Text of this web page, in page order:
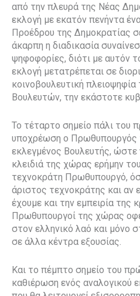
από την πλευρά της Νέας
εκλογή με εκατόν πενήντα
Προέδρου της Δημοκρατίας
άκαρπη η διαδικασία
ψηφοφορίες, διότι με αυτόν
εκλογή μετατρέπεται σε
κοινοβουλευτική
Βουλευτών, την εκάστοτε
Το τέταρτο σημείο πάλι του
υποχρέωση ο Πρωθυπουργός
εκλεγμένος Βουλευτής, ώστε
κλειδιά της χώρας ερήμην
τεχνοκράτη Πρωθυπουργό,
άριστος τεχνοκράτης και αν
έχουμε και την εμπειρία της
Πρωθυπουργοί της χώρας
στον ελληνικό λαό και μόνο
σε άλλα κέντρα εξουσίας.
Και το πέμπτο σημείο του
καθιέρωση ενός αναλογικού